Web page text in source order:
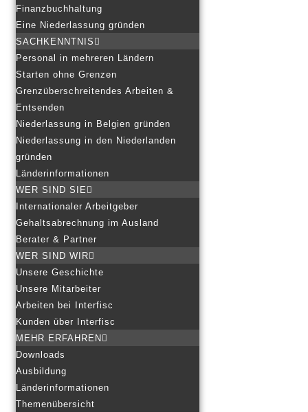
Finanzbuchhaltung
Eine Niederlassung gründen
SACHKENNTNIS
Personal in mehreren Ländern
Starten ohne Grenzen
Grenzüberschreitendes Arbeiten &
Entsenden
Niederlassung in Belgien gründen
Niederlassung in den Niederlanden
gründen
Länderinformationen
WER SIND SIE
Internationaler Arbeitgeber
Gehaltsabrechnung im Ausland
Berater & Partner
WER SIND WIR
Unsere Geschichte
Unsere Mitarbeiter
Arbeiten bei Interfisc
Kunden über Interfisc
MEHR ERFAHREN
Downloads
Ausbildung
Länderinformationen
Themenübersicht